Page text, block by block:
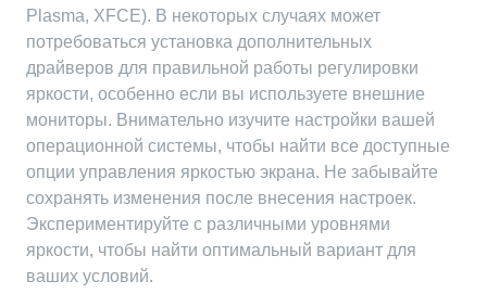
Plasma, XFCE). В некоторых случаях может
потребоваться установка дополнительных
драйверов для правильной работы регулировки
яркости, особенно если вы используете внешние
мониторы. Внимательно изучите настройки вашей
операционной системы, чтобы найти все доступные
опции управления яркостью экрана. Не забывайте
сохранять изменения после внесения настроек.
Экспериментируйте с различными уровнями
яркости, чтобы найти оптимальный вариант для
ваших условий.